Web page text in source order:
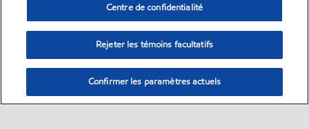
Centre de confidentialité
Rejeter les témoins facultatifs
Confirmer les paramètres actuels